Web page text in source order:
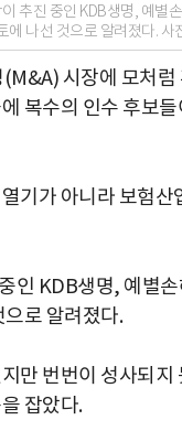
추진 중인 KDB생명, 예별
나선 것으로 알려졌다. 사
시장에 모처
복수의 인수 후보
기가 아니라 보험
인 KDB생명, 예별
로 알려졌다.
만 번번이 성사되
잡았다.